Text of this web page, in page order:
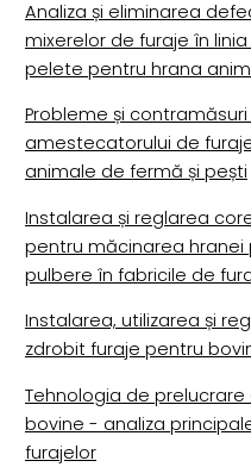
Analiza și eliminarea
mixerelor de furaje în
pelete pentru hrana
Probleme și
amestecatorului de
animale de fermă și pești
Instalarea și reglarea
pentru măcinarea
pulbere în fabricile de
Instalarea, utilizarea și
zdrobit furaje pentru
Tehnologia de
bovine - analiza
furajelor